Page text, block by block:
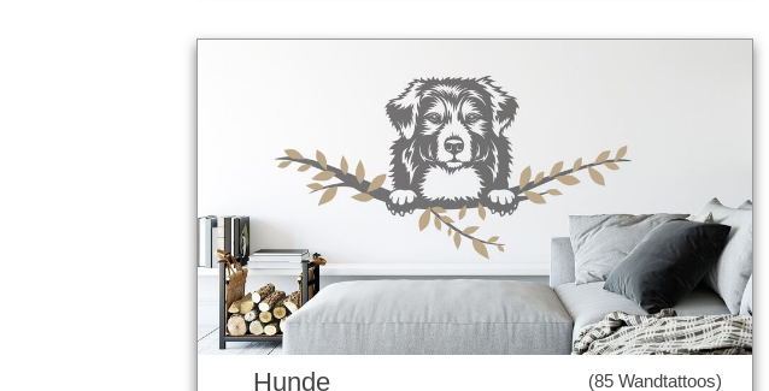
Hunde (85 Wandtattoos)